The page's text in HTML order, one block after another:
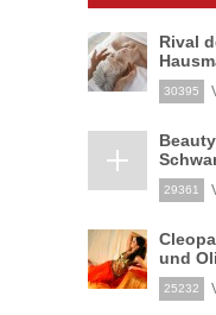
Rival
30395
29361
und
25232